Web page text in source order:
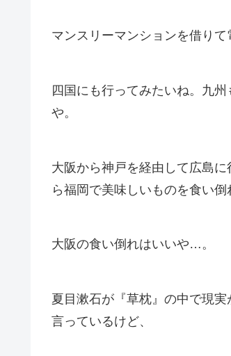
マンスリーマンションを借り
四国にも行ってみたいね。九
や。
大阪から神戸を経由して広島
ら福岡で美味しいものを食い倒
大阪の食い倒れはいいや…。
夏目漱石が『草枕』の中で現
言っているけど、